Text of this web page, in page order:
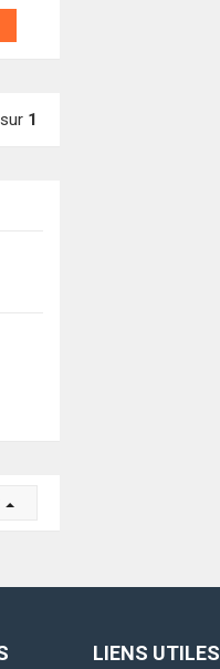
sur 1
LIENS UTILES